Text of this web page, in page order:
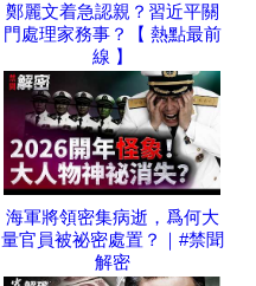
鄭麗文着急認親？習近平關
門處理家務事？【 熱點最前
線 】
海軍將領密集病逝，爲何大
量官員被祕密處置？｜#禁聞
解密